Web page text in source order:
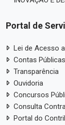
Portal de
Lei de Acesso
Contas
Transparência
Ouvidoria
Concursos
Consulta
Portal do